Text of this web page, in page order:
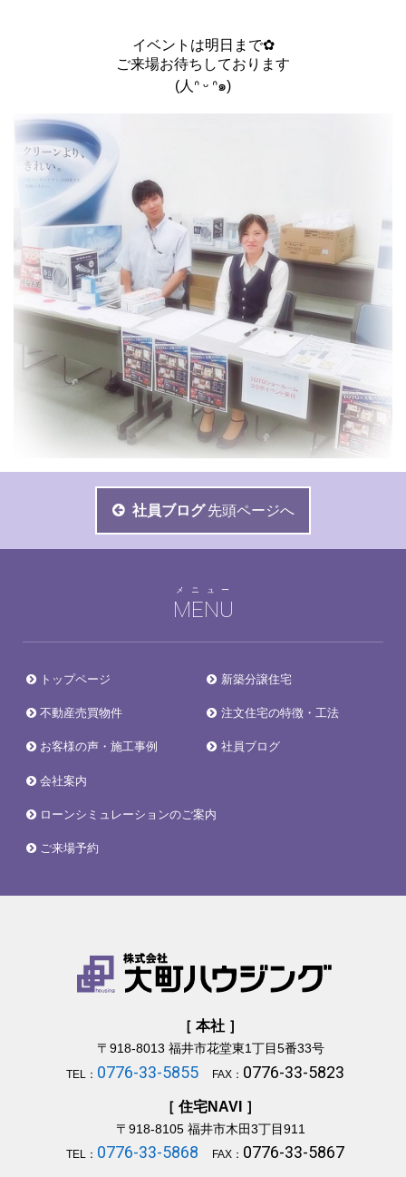
イベントは明日まで✿
ご来場お待ちしております
(人ᐢ ᵕ ᐢ๑)
社員ブログ 先頭ページへ
MENU
メニュー
トップページ 新築分譲住宅
不動産売買物件 注文住宅の特徴・工法
お客様の声・施工事例 社員ブログ
会社案内
ローンシミュレーションのご案内
ご来場予約
［ 本社 ］
〒918-8013 福井市花堂東1丁目5番33号
TEL： 0776-33-5855 FAX： 0776-33-5823
［ 住宅NAVI ］
〒918-8105福井市木田3丁目911
TEL： 0776-33-5868 FAX： 0776-33-5867